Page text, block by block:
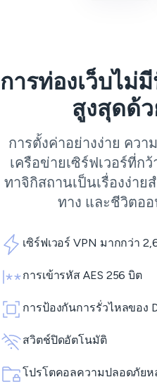
การท่องเว็บไม่
สูงสุดด้ว
การตั้งค่าอย่างง่าย คว
เครือข่ายเซิร์ฟเวอร์ที่ก
ทาจิกิสถานเป็นเรื่องง่าย
ทาง และชีวิตอ
เซิร์ฟเวอร์ VPN มากกว่า
การเข้ารหัส AES 256 บิต
การป้องกันการรั่วไหลของ
สวิตช์ปิดอัตโนมัติ
โปรโตคอลความปลอดภัยห